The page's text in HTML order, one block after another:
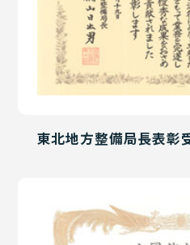
東北地方整備局長表彰